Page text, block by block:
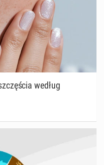
według